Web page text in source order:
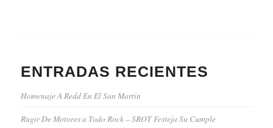
ENTRADAS RECIENTES
Homenaje A Redd En El San Martin
Rugir De Motores a Todo Rock – SROT Festeja Su Cumple